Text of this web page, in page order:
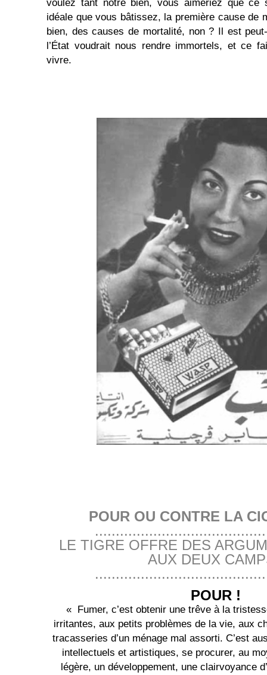
voulez tant notre bien, vous aimeriez que ce
idéale que vous bâtissez, la première cause de
bien, des causes de mortalité, non ? Il est
l’État voudrait nous rendre immortels, et ce
vivre.
POUR OU CONTRE LA
LE TIGRE OFFRE DES
AUX DEUX
POUR !
« Fumer, c’est obtenir une trêve à la
irritantes, aux petits problèmes de la vie, aux
tracasseries d’un ménage mal assorti. C’est
intellectuels et artistiques, se procurer, au
légère, un développement, une clairvoyance